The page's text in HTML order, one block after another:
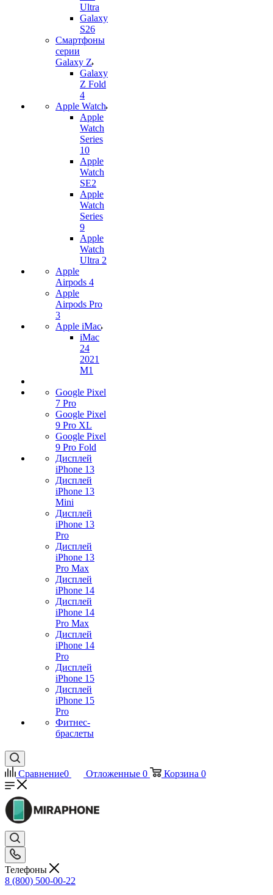
Ultra
Galaxy
S26
Смартфоны
серии
Galaxy Z
Galaxy
Z Fold
4
Apple Watch
Apple
Watch
Series
10
Apple
Watch
SE2
Apple
Watch
Series
9
Apple
Watch
Ultra 2
Apple
Airpods 4
Apple
Airpods Pro
3
Apple iMac
iMac
24
2021
M1
Google Pixel
7 Pro
Google Pixel
9 Pro XL
Google Pixel
9 Pro Fold
Дисплей
iPhone 13
Дисплей
iPhone 13
Mini
Дисплей
iPhone 13
Pro
Дисплей
iPhone 13
Pro Max
Дисплей
iPhone 14
Дисплей
iPhone 14
Pro Max
Дисплей
iPhone 14
Pro
Дисплей
iPhone 15
Дисплей
iPhone 15
Pro
Фитнес-
браслеты
Сравнение0 Отложенные 0 Корзина 0
Телефоны
8 (800) 500-00-22